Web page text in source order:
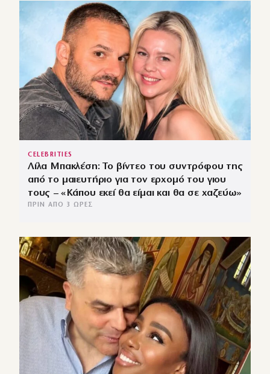
CELEBRITIES
Λίλα Μπακλέση: Το βίντεο του συντρόφου της
από το μαιευτήριο για τον ερχομό του γιου
τους – «Κάπου εκεί θα είμαι και θα σε χαζεύω»
ΠΡΙΝ ΑΠΌ 3 ΏΡΕΣ